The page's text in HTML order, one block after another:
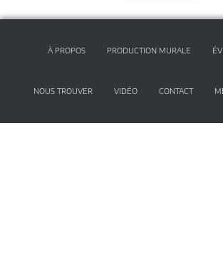
À PROPOS PRODUCTION MURALE
NOUS TROUVER VIDÉO CONTACT